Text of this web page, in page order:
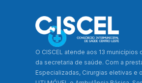
O CISCEL atende aos 13
da secretaria de saúde. Com a
Especializadas, Cirurgias eletivas